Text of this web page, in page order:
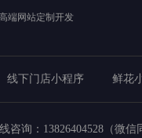
端网站定制开发
线下门店小程序 鲜花
咨询： 13826404528（微信